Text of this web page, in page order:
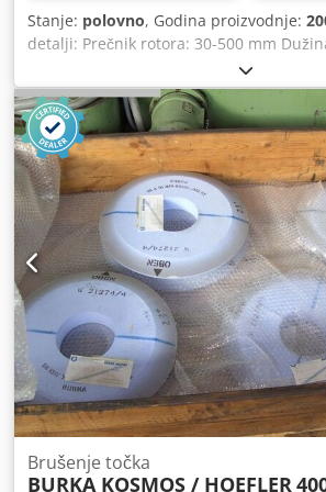
Stanje: polovno, Godina proizvodnje:
detalji: Prečnik rotora: 30-500 mm
1000 mm Ukupna potrebna snaga: 80
cca.: 15 t približan. zahtev za
Modul - maks: KSNUMKS Mak. modul
Maks. Hobbing modul = 12 Maks.
1100mm Chedpfxsv Hrp Eo Af Rja
300rpm Mak. glodalica pomeranje
-55mm Maks. brzina stola = 100rpm
moment motora Filter sistem: Čip
magnetne materijale, filter pojas je za
čestice koje plutaju u ulju Uključujući
Brušenje točka
BURKA KOSMOS / HOEFLER